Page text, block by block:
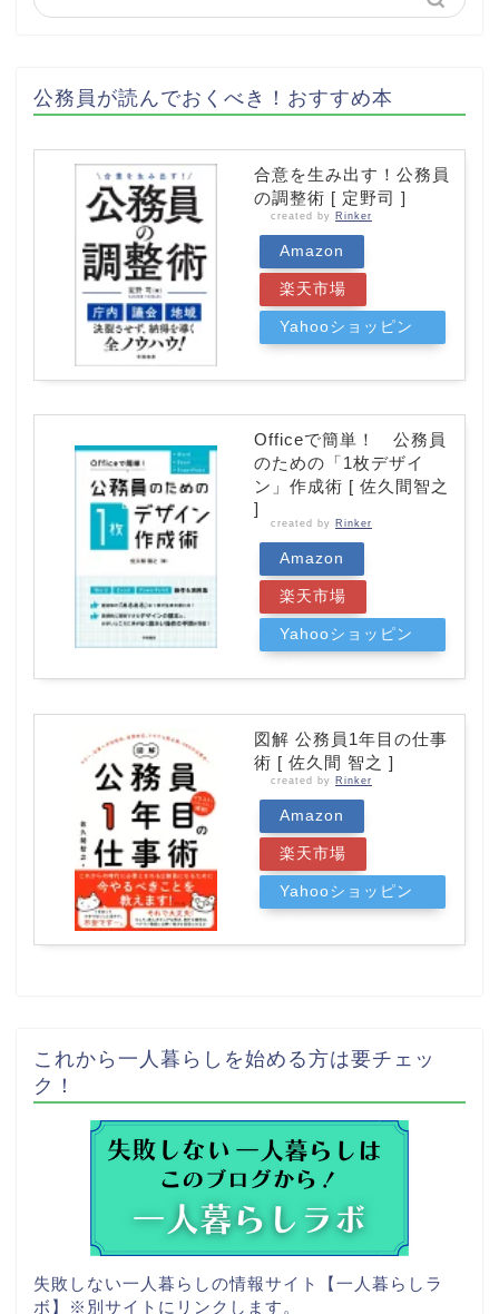
公務員が読んでおくべき！おすすめ本
合意を生み出す！公務員
の調整術 [ 定野司 ]
created by Rinker
Amazon
楽天市場
Yahooショッピン
Officeで簡単！ 公務員
のための「1枚デザイ
ン」作成術 [ 佐久間智之
]
created by Rinker
Amazon
楽天市場
Yahooショッピン
図解 公務員1年目の仕事
術 [ 佐久間 智之 ]
created by Rinker
Amazon
楽天市場
Yahooショッピン
これから一人暮らしを始める方は要チェッ
ク！
失敗しない一人暮らしの情報サイト【一人暮らしラ
ボ】
※別サイトにリンクします。